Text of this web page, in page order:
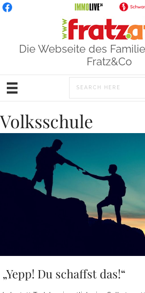
Die Webseite des
Fratz&Co
Volksschule
„Yepp! Du schaffst das!“